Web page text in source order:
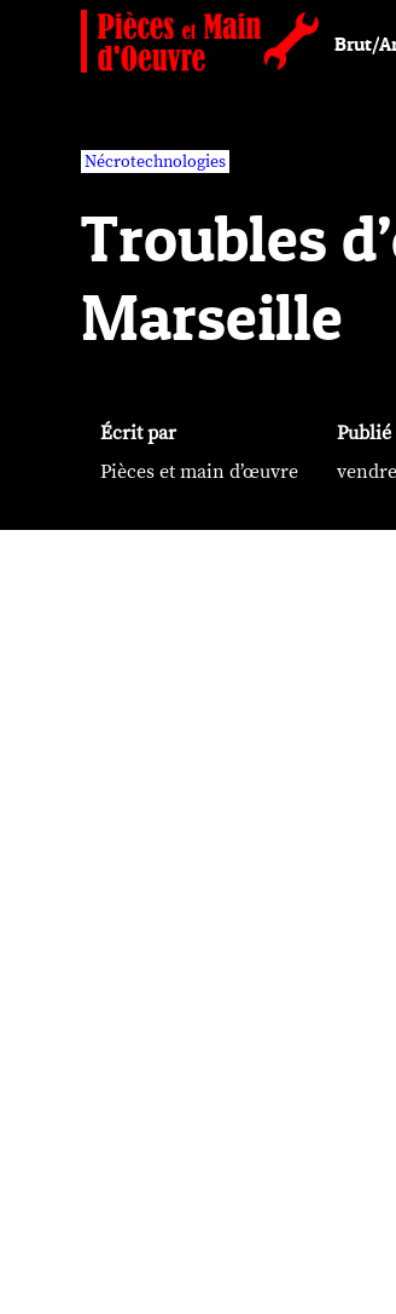
Brut/
Nécrotechnologies
Troubles
Marseille
Écrit par
Pièces et main d’œuvre
Publié